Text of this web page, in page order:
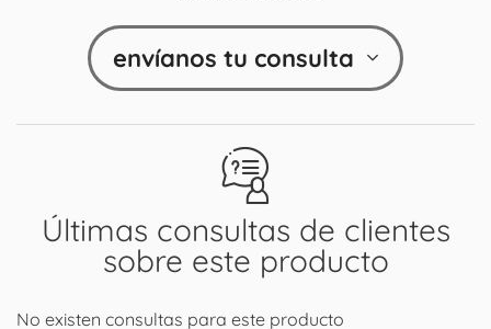
Últimas consultas de clientes
sobre este producto
No existen consultas para este producto
envíanos tu consulta